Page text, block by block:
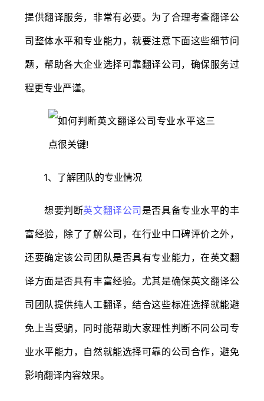
提供翻译服务，非常有必要。为了合理考查翻译公
司整体水平和专业能力，就要注意下面这些细节问
题，帮助各大企业选择可靠翻译公司，确保服务过
程更专业严谨。
1、了解团队的专业情况
想要判断英文翻译公司是否具备专业水平的丰
富经验，除了了解公司，在行业中口碑评价之外，
还要确定该公司团队是否具有专业能力，在英文翻
译方面是否具有丰富经验。尤其是确保英文翻译公
司团队提供纯人工翻译，结合这些标准选择就能避
免上当受骗，同时能帮助大家理性判断不同公司专
业水平能力，自然就能选择可靠的公司合作，避免
影响翻译内容效果。